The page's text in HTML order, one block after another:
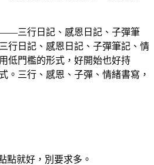
三行日記、感恩日記、子彈筆
行日記、感恩日記、子彈筆記、情
低門檻的形式，好開始也好持
。三行、感恩、子彈、情緒書寫，
點就好，別要求多。